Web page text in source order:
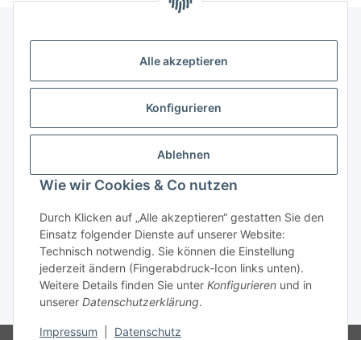
Alle akzeptieren
Konfigurieren
Ablehnen
Wie wir Cookies & Co nutzen
Durch Klicken auf „Alle akzeptieren“ gestatten Sie den
Einsatz folgender Dienste auf unserer Website:
Technisch notwendig. Sie können die Einstellung
jederzeit ändern (Fingerabdruck-Icon links unten).
Weitere Details finden Sie unter Konfigurieren und in
unserer Datenschutzerklärung.
Impressum Datenschutz
genesis musikverlag Christian Sprenger
34630 Gilserberg
E-Mail:anne.weckesser@genesis-musikverlag.de
Informationen
Gesetzliche Informationen
* Alle Preise inkl. gesetzlicher USt., zzgl.Versand